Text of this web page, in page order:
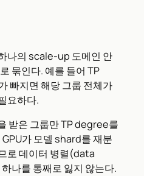
나의 scale-up 도메인 안
묶인다. 예를 들어 TP
빠지면 해당 그룹 전체가
요하다.
받은 그룹만 TP degree를
가 모델 shard를 재분
로 데이터 병렬(data
나를 통째로 잃지 않는다.